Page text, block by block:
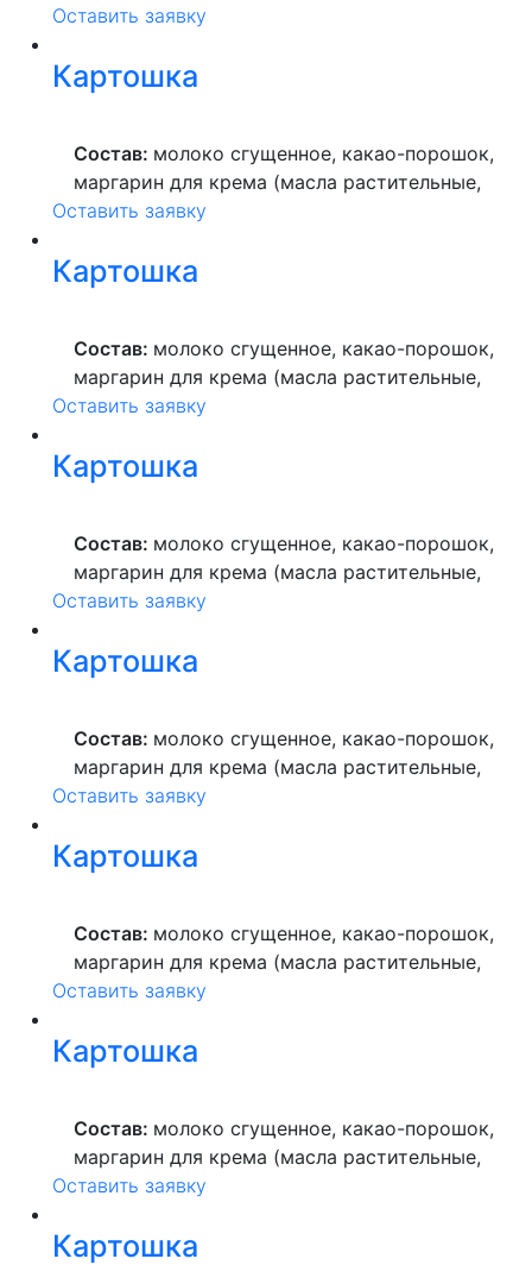
вода питьевая, сахар, ароматизатор,
высшего сорта, продукты яичные, масло
растительное, пекарский порошок, молоко
Оставить заявку
Картошка
Состав: молоко сгущенное, какао-порошок,
маргарин для крема (масла растительные,
вода питьевая, сахар, ароматизатор,
высшего сорта, продукты яичные, масло
растительное, пекарский порошок, молоко
Оставить заявку
Картошка
Состав: молоко сгущенное, какао-порошок,
маргарин для крема (масла растительные,
вода питьевая, сахар, ароматизатор,
высшего сорта, продукты яичные, масло
растительное, пекарский порошок, молоко
Оставить заявку
Картошка
Состав: молоко сгущенное, какао-порошок,
маргарин для крема (масла растительные,
вода питьевая, сахар, ароматизатор,
высшего сорта, продукты яичные, масло
растительное, пекарский порошок, молоко
Оставить заявку
Картошка
Состав: молоко сгущенное, какао-порошок,
маргарин для крема (масла растительные,
вода питьевая, сахар, ароматизатор,
высшего сорта, продукты яичные, масло
растительное, пекарский порошок, молоко
Оставить заявку
Картошка
Состав: молоко сгущенное, какао-порошок,
маргарин для крема (масла растительные,
вода питьевая, сахар, ароматизатор,
высшего сорта, продукты яичные, масло
растительное, пекарский порошок, молоко
Оставить заявку
Картошка
Состав: молоко сгущенное, какао-порошок,
маргарин для крема (масла растительные,
вода питьевая, сахар, ароматизатор,
высшего сорта, продукты яичные, масло
растительное, пекарский порошок, молоко
Оставить заявку
Картошка